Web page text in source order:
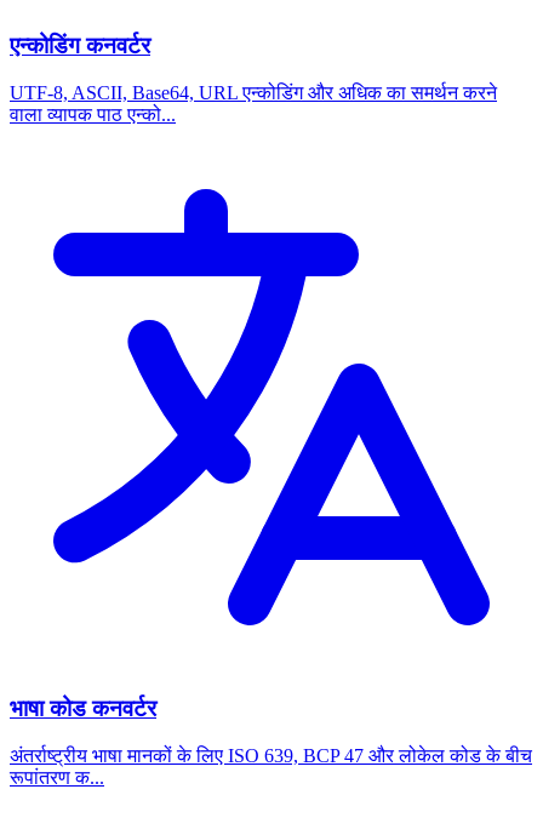
एन्कोडिंग कनवर्टर
UTF-8, ASCII, Base64, URL एन्कोडिंग और अधिक का समर्थन करने
वाला व्यापक पाठ एन्को...
भाषा कोड कनवर्टर
अंतर्राष्ट्रीय भाषा मानकों के लिए ISO 639, BCP 47 और लोकेल कोड के बीच
रूपांतरण क...